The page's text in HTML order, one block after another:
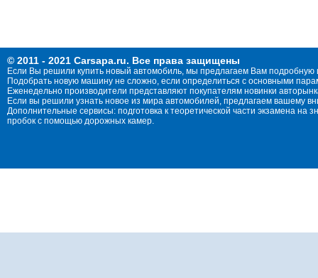
© 2011 - 2021 Carsapa.ru. Все права защищены
Если Вы решили купить новый автомобиль, мы предлагаем Вам
Подобрать новую машину не сложно, если определиться с основными
Еженедельно производители представляют покупателям новинки
Если вы решили узнать новое из мира автомобилей, предлагаем вашему
Дополнительные сервисы: подготовка к теоретической части экзамена
пробок с помощью дорожных камер.